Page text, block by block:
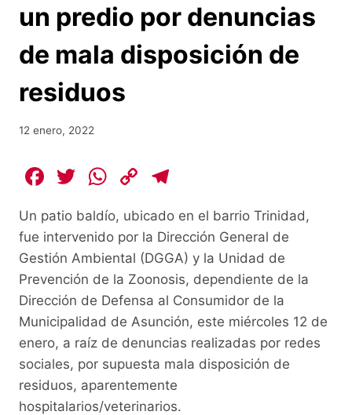
un predio por denuncias
de mala disposición de
residuos
12 enero, 2022
F
c
e
b
o
o
k
T
itt
er
W
at
s
A
p
p
C
p
y
Li
n
k
e
gr
a
m
Un patio baldío, ubicado en el barrio Trinidad,
fue intervenido por la Dirección General de
Gestión Ambiental (DGGA) y la Unidad de
Prevención de la Zoonosis, dependiente de la
Dirección de Defensa al Consumidor de la
Municipalidad de Asunción, este miércoles 12 de
enero, a raíz de denuncias realizadas por redes
sociales, por supuesta mala disposición de
residuos, aparentemente
hospitalarios/veterinarios.